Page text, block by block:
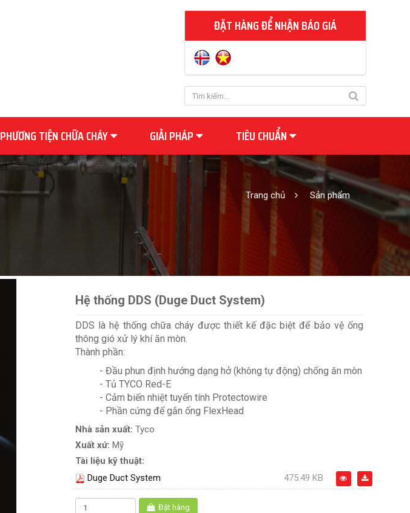
ĐẶT HÀNG ĐỂ NHẬN BÁO GIÁ
PHƯƠNG TIỆN CHỮA CHÁY GIẢI PHÁP TIÊU CHUẨN
Trang chủ Sản phẩm
Hệ thống DDS (Duge Duct System)
DDS là hệ thống chữa cháy được thiết kế đặc biệt để bảo vệ ống
thông gió xử lý khí ăn mòn.
Thành phần:
- Đầu phun định hướng dạng hở (không tự động) chống ăn mòn
- Tủ TYCO Red-E
- Cảm biến nhiệt tuyến tính Protectowire
- Phần cứng để gắn ống FlexHead
Nhà sản xuất: Tyco
Xuất xứ: Mỹ
Tài liệu kỹ thuật:
Duge Duct System
475.49 KB
Đặt hàng